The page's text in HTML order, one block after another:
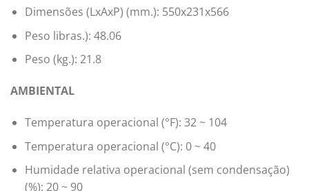
Dimensões (LxAxP) (mm.): 550x231x566
Peso libras.): 48.06
Peso (kg.): 21.8
AMBIENTAL
Temperatura operacional (°F): 32 ~ 104
Temperatura operacional (°C): 0 ~ 40
Humidade relativa operacional (sem condensação)
(%): 20 ~ 90